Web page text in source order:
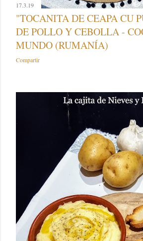
17.3.19
"TOCANITA DE CEAPA CU
DE POLLO Y CEBOLLA -
MUNDO (RUMANÍA)
Compartir